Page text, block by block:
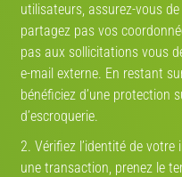
utilisateurs, assurez-vous
partagez pas vos
pas aux sollicitations vous
e-mail externe. En restant
bénéficiez d’une protection
d’escroquerie.
2. Vérifiez l’identité de
une transaction, prenez le